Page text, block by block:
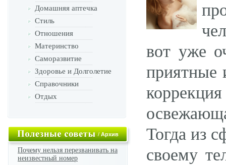
Домашняя аптечка
Стиль
Отношения
Материнство
Саморазвитие
Здоровье и Долголетие
Справочники
Отдых
/Архив
Почему нельзя перезванивать на
неизвестный номер
вот уже
приятные
Тогда из
своему